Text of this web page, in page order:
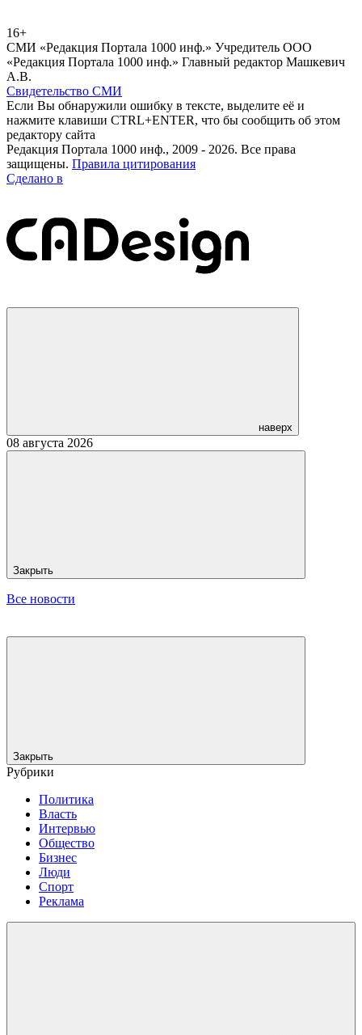
16+
СМИ «Редакция Портала 1000 инф.» Учредитель ООО
«Редакция Портала 1000 инф.» Главный редактор Машкевич
А.В.
Свидетельство СМИ
Если Вы обнаружили ошибку в тексте, выделите её и
нажмите клавиши CTRL+ENTER, что бы сообщить об этом
редактору сайта
Редакция Портала 1000 инф., 2009 - 2026. Все права
защищены. Правила цитирования
Сделано в
наверх
08 августа 2026
Закрыть
Все новости
Закрыть
Рубрики
Политика
Власть
Интервью
Общество
Бизнес
Люди
Спорт
Реклама